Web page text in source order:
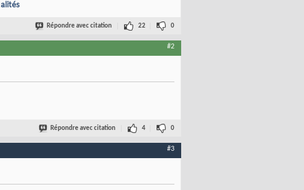
Répondre avec citation 22 0
#2
Répondre avec citation 4 0
#3